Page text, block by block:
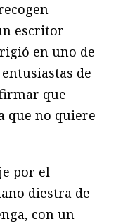
escritor
en uno de
de
que
que no quiere
por el
diestra de
con un